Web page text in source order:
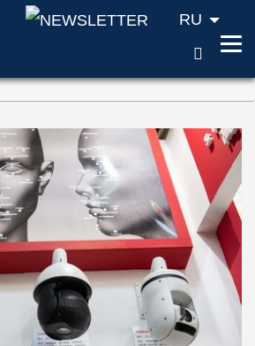
(ключ доступа
(ключ доступа '2')
(ключ доступа '3')
RU